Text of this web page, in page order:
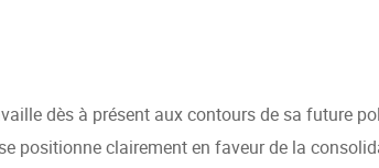
dès à présent aux contours de sa future
positionne clairement en faveur de la